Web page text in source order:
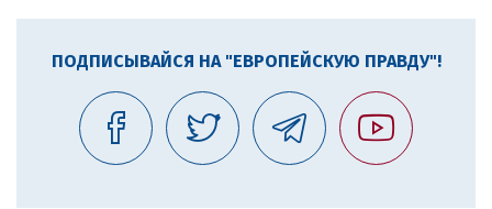
ПОДПИСЫВАЙСЯ НА "ЕВРОПЕЙСКУЮ ПРАВДУ"!